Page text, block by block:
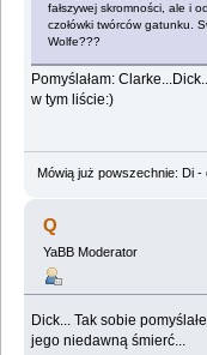
fałszywej skromności, ale i
czołówki twórców gatunku.
Wolfe???
Pomyślałam:
w tym liście:)
Mówią już powszechnie: Di -
Q
YaBB Moderator
Dick... Tak sobie
jego niedawną śmierć...